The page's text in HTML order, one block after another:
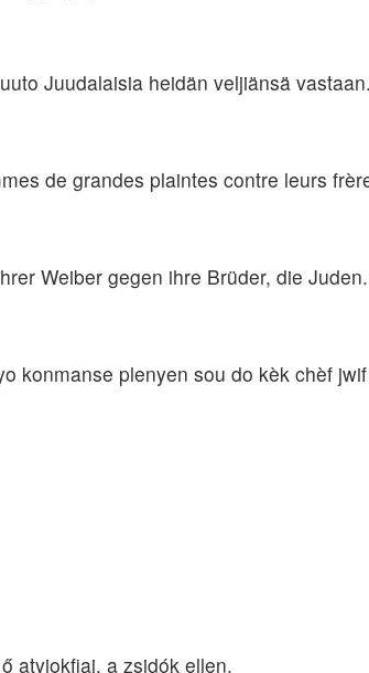
Juudalaisia heidän veljiänsä
de grandes plaintes contre leurs
Weiber gegen ihre Brüder, die Juden.
konmanse plenyen sou do kèk chèf
atyjokfiai, a zsidók ellen.